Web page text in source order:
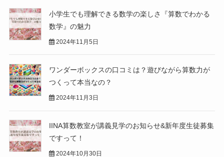
小学生でも理解できる数学の楽しさ『算数でわかる
数学』の魅力
2024年11月5日
ワンダーボックスの口コミは？遊びながら算数力が
つくって本当なの？
2024年11月3日
IINA算数教室が講義見学のお知らせ&新年度生徒募集
ですって！
2024年10月30日